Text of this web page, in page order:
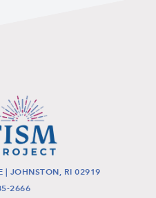
| JOHNSTON, RI 02919
2666